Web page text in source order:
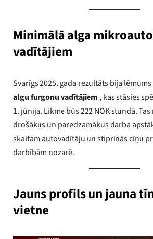
Minimālā alga
vadītājiem
Svarīgs 2025. gada rezultāts bija
algu furgonu vadītājiem , kas stāsies
1. jūnija. Likme būs 222 NOK stundā.
drošākus un paredzamākus darba
skaitam autovadītāju un stiprinās cīņu
darbībām nozarē.
Jauns profils un jauna
vietne